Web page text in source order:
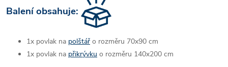
Balení obsahuje:
1x povlak na polštář o rozměru 70x90 cm
1x povlak na přikrývku o rozměru 140x200 cm